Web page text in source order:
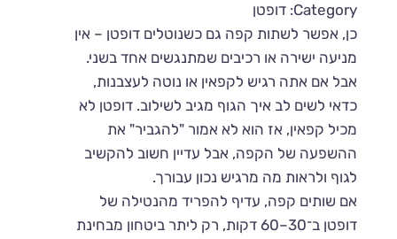
Category: דופטן
כן, אפשר לשתות קפה גם כשנוטלים דופטן – אין
מניעה ישירה או רכיבים שמתנגשים אחד בשני.
אבל אם אתה רגיש לקפאין או נוטה לעצבנות,
כדאי לשים לב איך הגוף מגיב לשילוב. דופטן לא
מכיל קפאין, אז הוא לא אמור "להגביר" את
ההשפעה של הקפה, אבל עדיין חשוב להקשיב
לגוף ולראות מה מרגיש נכון עבורך.
אם שותים קפה, עדיף להפריד מהנטילה של
דופטן ב־30–60 דקות, רק ליתר ביטחון מבחינת